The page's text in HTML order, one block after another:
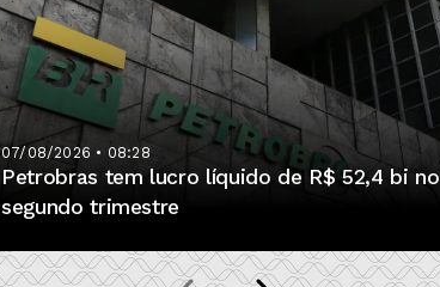
07/08/2026 • 08:28
Petrobras tem lucro líquido de R$ 52,4 bi no
segundo trimestre